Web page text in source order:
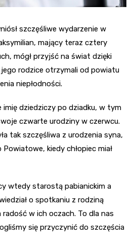
szczęśliwe wydarzenie w
mający teraz cztery
mógł przyjść na świat dzięki
rodzice otrzymali od powiatu
niepłodności.
imię dziedziczy po dziadku, w tym
czwarte urodziny w czerwcu.
tak szczęśliwa z urodzenia syna,
kiedy chłopiec miał
wtedy starostą pabianickim a
o spotkaniu z rodziną
radość w ich oczach. To dla nas
się przyczynić do szczęścia